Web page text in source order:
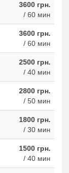
3600 грн.
/ 60 мин
3600 грн.
/ 60 мин
2500 грн.
/ 40 мин
2800 грн.
/ 50 мин
1800 грн.
/ 30 мин
1500 грн.
/ 40 мин